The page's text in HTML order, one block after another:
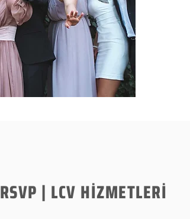
RSVP | LCV HİZMETLERİ